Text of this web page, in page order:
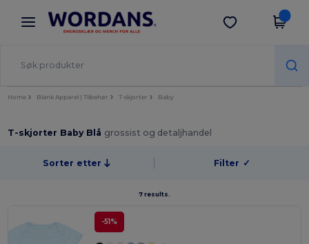
× Wordans-app
Bedre priser i appen!
Last ned app
Home Blank Apparel | Tilbehør T-skjorter Baby
T-skjorter Baby Blå grossist og detaljhandel
Sorter etter Filter ✓
7 results.
-51%